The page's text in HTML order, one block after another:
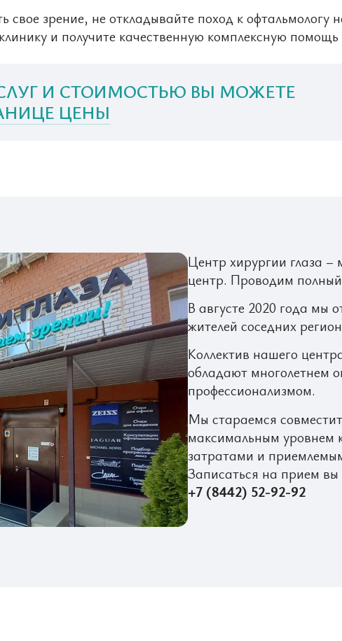
свое зрение, не откладывайте поход к офтальмологу
и получите качественную комплексную помощь
И СТОИМОСТЬЮ ВЫ МОЖЕТЕ
ЦЕНЫ
Центр хирургии глаза –
центр. Проводим полный
В августе 2020 года мы
жителей соседних
Коллектив нашего
обладают многолетнем
профессионализмом.
Мы стараемся
максимальным
затратами и
Записаться на прием вы
+7 (8442) 52-92-92